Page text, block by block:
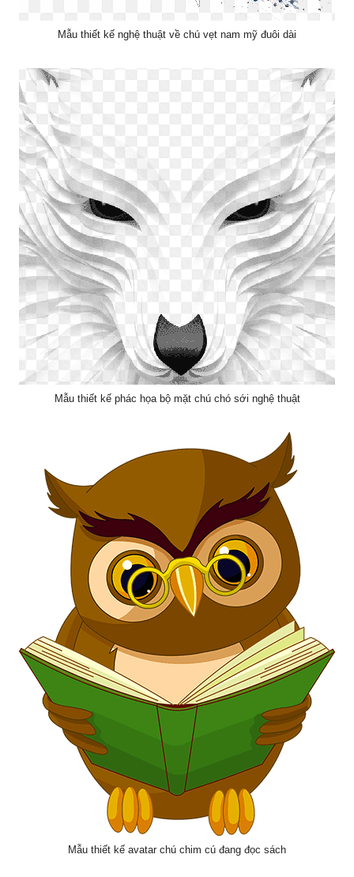
Mẫu thiết kế nghệ thuật về chú vẹt nam mỹ đuôi dài
Mẫu thiết kế phác họa bộ mặt chú chó sới nghệ thuật
Mẫu thiết kế avatar chú chim cú đang đọc sách